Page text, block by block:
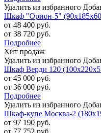
Удалить из избранного
Шкаф "Орион-5"
от 48 400 руб.
от 38 720 руб.
Подробнее
Хит продаж
Удалить из избранного
Шкаф Верди 120
от 45 000 руб.
от 36 000 руб.
Подробнее
Удалить из избранного
Шкаф-купе Москва-2
от 97 190 руб.